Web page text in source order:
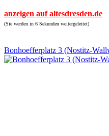
anzeigen auf altesdresden.de
(Sie werden in 6 Sekunden weitergeleitet)
Bonhoefferplatz 3 (Nostitz-